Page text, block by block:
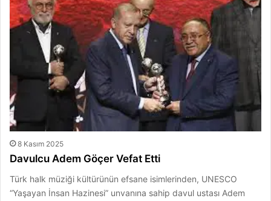
8 Kasım 2025
Davulcu Adem Göçer Vefat Etti
Türk halk müziği kültürünün efsane isimlerinden, UNESCO
“Yaşayan İnsan Hazinesi” unvanına sahip davul ustası Adem